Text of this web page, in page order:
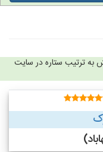
ترتیب ستاره در سایت